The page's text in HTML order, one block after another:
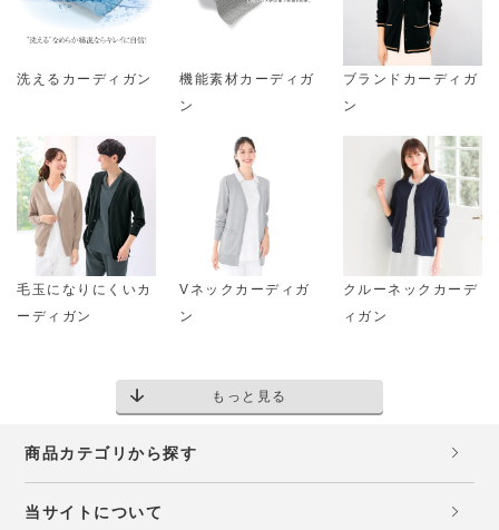
洗えるカーディガン
機能素材カーディガ
ン
ブランドカーディガ
ン
毛玉になりにくいカ
ーディガン
Vネックカーディガ
ン
クルーネックカーデ
ィガン
もっと見る
商品カテゴリから探す
当サイトについて